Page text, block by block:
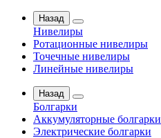
Назад
Нивелиры
Ротационные нивелиры
Точечные нивелиры
Линейные нивелиры
Назад
Болгарки
Аккумуляторные болгарки
Электрические болгарки